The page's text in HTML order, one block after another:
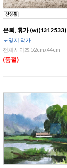
은퇴, 휴가 (w)(1312533)
노영지 작가
전체사이즈 52cmx44cm
(품절)